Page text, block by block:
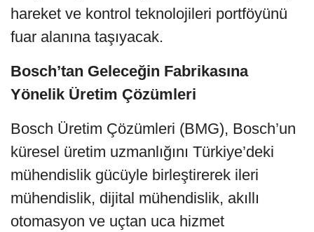
hareket ve kontrol teknolojileri portföyünü
fuar alanına taşıyacak.
Bosch’tan Geleceğin Fabrikasına
Yönelik Üretim Çözümleri
Bosch Üretim Çözümleri (BMG), Bosch’un
küresel üretim uzmanlığını Türkiye’deki
mühendislik gücüyle birleştirerek ileri
mühendislik, dijital mühendislik, akıllı
otomasyon ve uçtan uca hizmet